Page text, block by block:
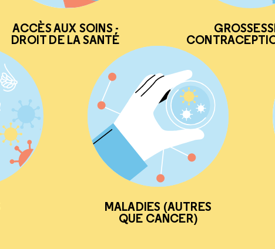
ACCÈS AUX SOINS -
DROIT DE LA SANTÉ
MALADIES (AUTRES
QUE CANCER)